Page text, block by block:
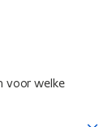
voor welke